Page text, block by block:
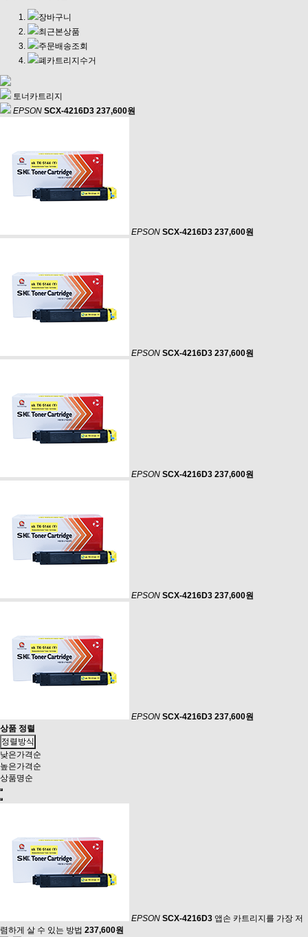
장바구니
최근본상품
주문배송조회
폐카트리지수거
토너카트리지
EPSON SCX-4216D3 237,600원
EPSON SCX-4216D3 237,600원
EPSON SCX-4216D3 237,600원
EPSON SCX-4216D3 237,600원
EPSON SCX-4216D3 237,600원
EPSON SCX-4216D3 237,600원
상품 정렬
정렬방식
낮은가격순
높은가격순
상품명순
EPSON SCX-4216D3 앱손 카트리지를 가장 저
렴하게 살 수 있는 방법 237,600원